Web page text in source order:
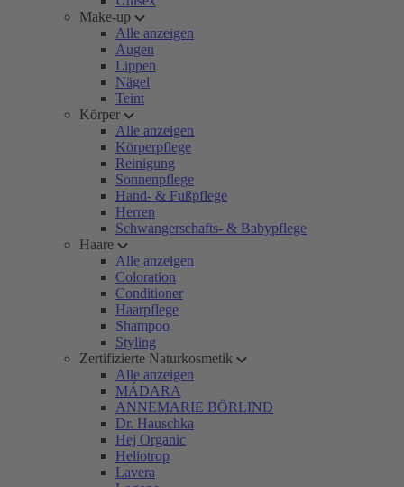
Make-up
Alle anzeigen
Augen
Lippen
Nägel
Teint
Körper
Alle anzeigen
Körperpflege
Reinigung
Sonnenpflege
Hand- & Fußpflege
Herren
Schwangerschafts- & Babypflege
Haare
Alle anzeigen
Coloration
Conditioner
Haarpflege
Shampoo
Styling
Zertifizierte Naturkosmetik
Alle anzeigen
MÁDARA
ANNEMARIE BÖRLIND
Dr. Hauschka
Hej Organic
Heliotrop
Lavera